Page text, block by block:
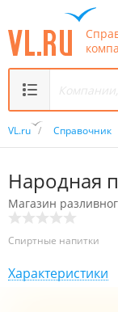
VL.ru / Справочник
Народная
Магазин
Спиртные напитки
Характеристики